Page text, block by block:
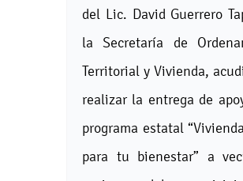
del Lic. David Guerrero
la Secretaría de
Territorial y Vivienda,
realizar la entrega de
programa estatal
para tu bienestar” a